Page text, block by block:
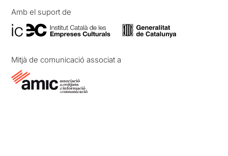
Amb el suport de
Mitjà de comunicació associat a